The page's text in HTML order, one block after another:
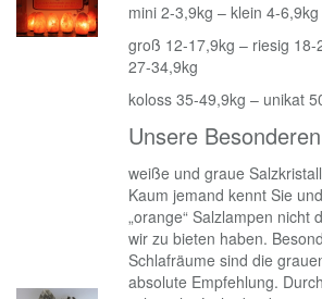
mini 2-3,9kg – klein 4-
groß 12-17,9kg – riesig 18-
27-34,9kg
koloss 35-49,9kg – unikat
Unsere
weiße und graue
Kaum jemand kennt Sie
„orange“ Salzlampen nicht
wir zu bieten haben.
Schlafräume sind die
absolute Empfehlung.